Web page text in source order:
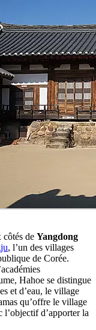
côtés de Yangdong
, l’un des villages
de Corée.
Hahoe se distingue
et d’eau, le village
qu’offre le village
d’apporter la